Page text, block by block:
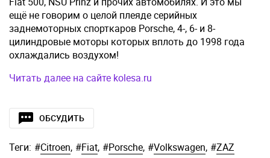
ещё не говорим о целой плеяде серийных
заднемоторных спорткаров Porsche, 4-, 6- и 8-
цилиндровые моторы которых вплоть до 1998 года
охлаждались воздухом!
Читать далее на сайте kolesa.ru
ОБСУДИТЬ
Теги: #Citroen, #Fiat, #Porsche, #Volkswagen, #ZAZ